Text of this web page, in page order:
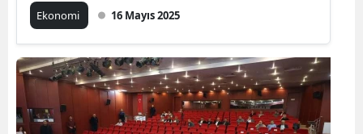
Ekonomi 16 Mayıs 2025